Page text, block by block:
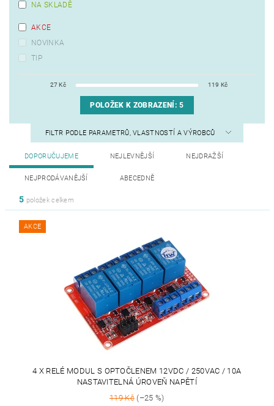
NA SKLADĚ
AKCE
NOVINKA
TIP
27 Kč 119 Kč
POLOŽEK K ZOBRAZENÍ:5
FILTR PODLE PARAMETRŮ, VLASTNOSTÍ A VÝROBCŮ
DOPORUČUJEME NEJLEVNĚJŠÍ NEJDRAŽŠÍ
NEJPRODÁVANĚJŠÍ ABECEDNĚ
5 položek celkem
AKCE
4 X RELÉ MODUL S OPTOČLENEM 12VDC / 250VAC / 10A
NASTAVITELNÁ ÚROVEŇ NAPĚTÍ
119 Kč(–25 %)